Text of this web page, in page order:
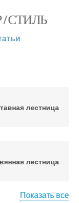
СТИЛЬ
лестница
лестница
Показать все